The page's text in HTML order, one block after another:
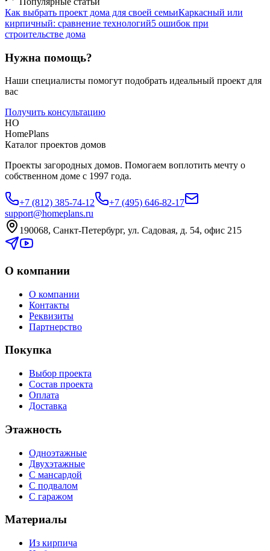
Как выбрать проект дома для своей семьиКаркасный или
кирпичный: сравнение технологий5 ошибок при
строительстве дома
Нужна помощь?
Наши специалисты помогут подобрать идеальный проект для
вас
Получить консультацию
HO
HomePlans
Каталог проектов домов
Проекты загородных домов. Помогаем воплотить мечту о
собственном доме с 1997 года.
+7 (812) 385-74-12
+7 (495) 646-82-17
support@homeplans.ru
190068, Санкт-Петербург, ул. Садовая, д. 54, офис 215
О компании
О компании
Контакты
Реквизиты
Партнерство
Покупка
Выбор проекта
Состав проекта
Оплата
Доставка
Этажность
Одноэтажные
Двухэтажные
С мансардой
С подвалом
С гаражом
Материалы
Из кирпича